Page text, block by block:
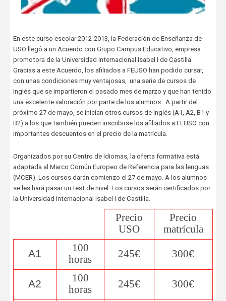
En este curso escolar 2012-2013, la Federación de Enseñanza de
USO llegó a un Acuerdo con Grupo Campus Educativo, empresa
promotora de la Universidad Internacional Isabel I de Castilla.
Gracias a este Acuerdo, los afiliados a FEUSO han podido cursar,
con unas condiciones muy ventajosas, una serie de cursos de
Inglés que se impartieron el pasado mes de marzo y que han tenido
una excelente valoración por parte de los alumnos. A partir del
próximo 27 de mayo, se inician otros cursos de inglés (A1, A2, B1 y
B2) a los que también pueden inscribirse los afiliados a FEUSO con
importantes descuentos en el precio de la matrícula.
Organizados por su Centro de Idiomas, la oferta formativa está
adaptada al Marco Común Europeo de Referencia para las lenguas
(MCER). Los cursos darán comienzo el 27 de mayo. A los alumnos
se les hará pasar un test de nivel. Los cursos serán certificados por
la Universidad Internacional Isabel I de Castilla.
Precio
USO
Precio
matrícula
A1
100
horas
245€ 300€
A2
100
horas
245€ 300€